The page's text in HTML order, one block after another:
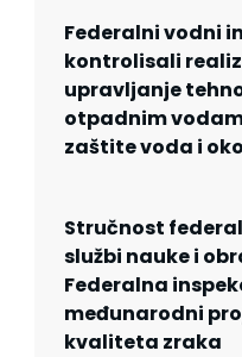
Federalni vodni
kontrolisali
upravljanje
otpadnim
zaštite voda i
Stručnost
službi nauke i
Federalna
međunarodni
kvaliteta zraka